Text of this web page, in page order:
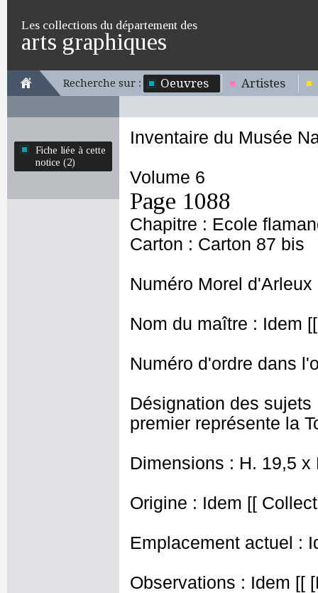
Les collections du département des
arts graphiques
Recherche sur : Oeuvres Artistes
Fiche liée à cette
notice (2)
Inventaire du Musée
Volume 6
Page 1088
Chapitre : Ecole
Carton : Carton 87 bis
Numéro Morel d'Arleux
Nom du maître : Idem
Numéro d'ordre dans
Désignation des
premier représente la
Dimensions : H. 19,5
Origine : Idem [[
Emplacement actuel :
Observations : Idem [[